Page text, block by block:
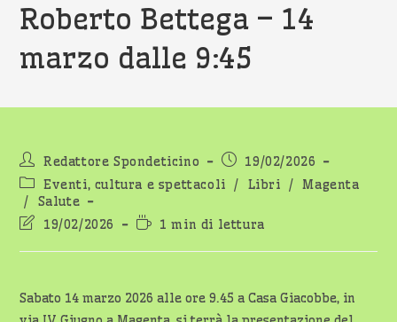
Roberto Bettega – 14
marzo dalle 9:45
Autore
dell'articolo:
Redattore Spondeticino
Articolo
pubblicato:
19/02/2026
Categoria
dell'articolo:
Eventi, cultura e spettacoli / Libri / Magenta
/
Salute
Ultima
dell'articolo:
19/02/2026
Tempo
lettura:
1 min di lettura
Sabato 14 marzo 2026 alle ore 9.45 a Casa Giacobbe, in